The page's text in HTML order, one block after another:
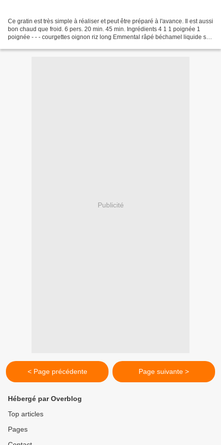
Ce gratin est très simple à réaliser et peut être préparé à l'avance. Il est aussi
bon chaud que froid. 6 pers. 20 min. 45 min. Ingrédients 4 1 1 poignée 1
poignée - - - courgettes oignon riz long Emmental râpé béchamel liquide sel
Publicité
< Page précédente Page suivante >
Hébergé par Overblog
Top articles
Pages